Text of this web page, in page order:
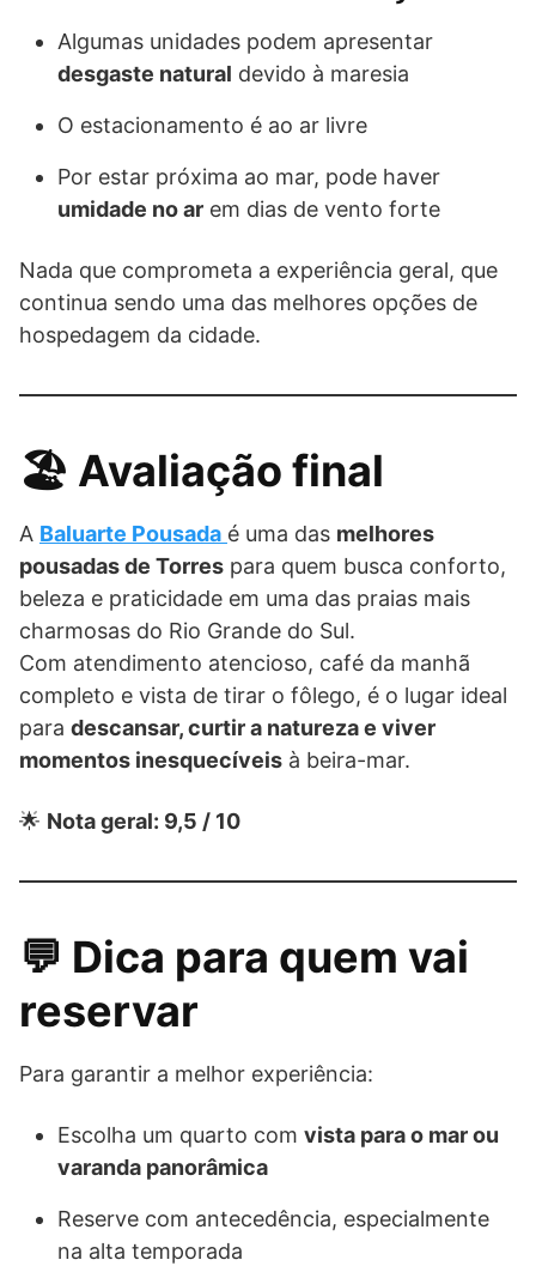
Algumas unidades podem apresentar
desgaste natural devido à maresia
O estacionamento é ao ar livre
Por estar próxima ao mar, pode haver
umidade no ar em dias de vento forte
Nada que comprometa a experiência geral, que
continua sendo uma das melhores opções de
hospedagem da cidade.
🏖️ Avaliação final
A Baluarte Pousada é uma das melhores
pousadas de Torres para quem busca conforto,
beleza e praticidade em uma das praias mais
charmosas do Rio Grande do Sul.
Com atendimento atencioso, café da manhã
completo e vista de tirar o fôlego, é o lugar ideal
para descansar, curtir a natureza e viver
momentos inesquecíveis à beira-mar.
🌟 Nota geral: 9,5 / 10
💬 Dica para quem vai
reservar
Para garantir a melhor experiência:
Escolha um quarto com vista para o mar ou
varanda panorâmica
Reserve com antecedência, especialmente
na alta temporada